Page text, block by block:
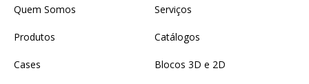
Quem Somos
Serviços
Produtos Catálogos
Cases Blocos 3D e 2D